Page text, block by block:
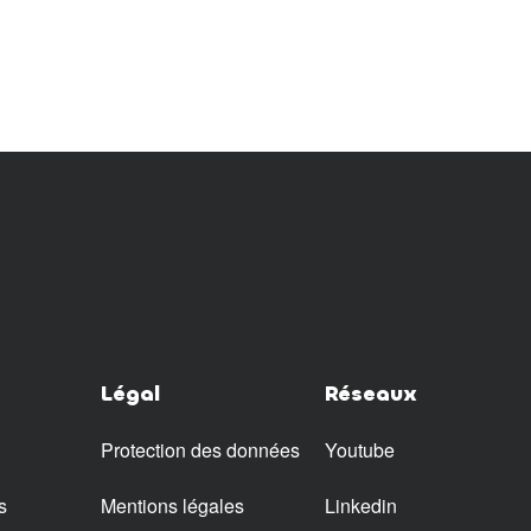
Légal
Protection des données
Mentions légales
Réseaux
Youtube
Linkedin